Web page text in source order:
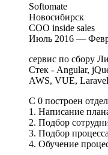
Softomate
Новосибирск
COO inside sales
Июль 2016 —
сервис по сбору
Стек - Angular,
AWS, VUE,
C 0 построен отдел
1. Написание
2. Подбор
3. Подбор
4. Обучение